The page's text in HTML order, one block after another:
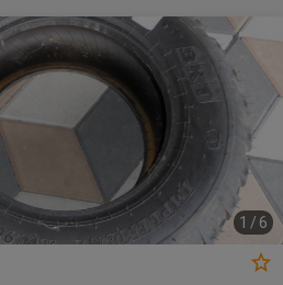
1 / 6